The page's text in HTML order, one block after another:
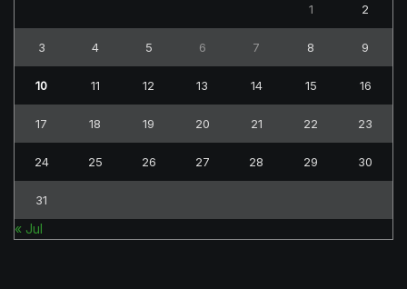
1 2
3 4 5 6 7 8 9
10 11 12 13 14 15 16
17 18 19 20 21 22 23
24 25 26 27 28 29 30
31
« Jul